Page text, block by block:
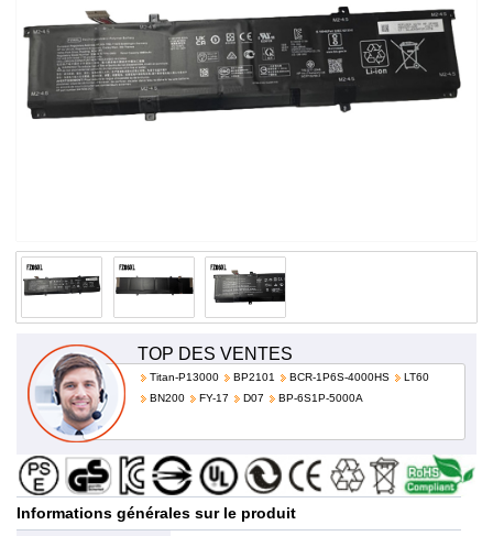
TOP DES VENTES
Titan-P13000 BP2101 BCR-1P6S-4000HS
LT60
BN200
FY-17 D07 BP-6S1P-5000A
Informations générales sur le produit